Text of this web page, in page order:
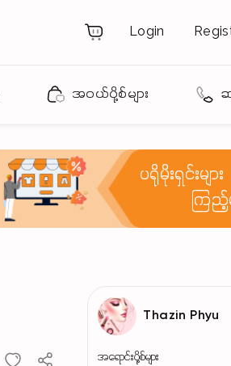
Login
အဝယ်ပို့စ်များ
ပရိုမိုးရှင်းများ
ကြ
Thazin Phyu
အရောင်းပို့စ်များ